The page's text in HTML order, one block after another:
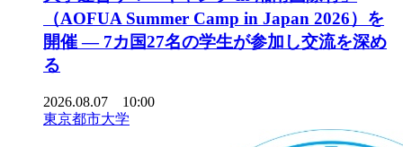
（AOFUA Summer Camp in Japan 2026）を
開催 ― 7カ国27名の学生が参加し交流を深め
る
2026.08.07 10:00
東京都市大学